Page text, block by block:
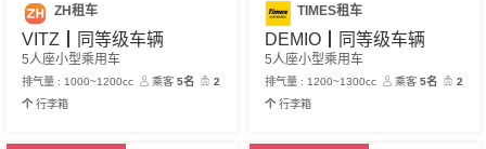
ZH租车
VITZ┃同等级车辆
5人座小型乘用车
排气量 : 1000~1200cc 乘客5名
2
个 行李箱
TIMES租车
DEMIO┃同等级车辆
5人座小型乘用车
排气量 : 1200~1300cc 乘客5名
2
个 行李箱